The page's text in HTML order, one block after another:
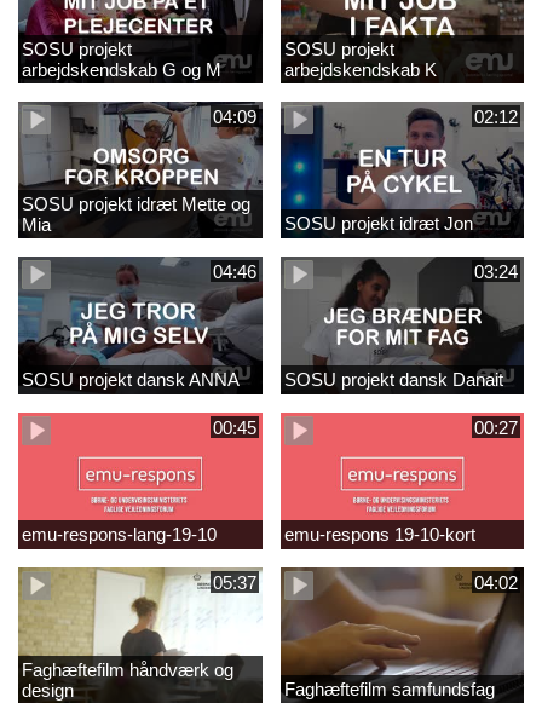
SOSU projekt
arbejdskendskab G og M
SOSU projekt
arbejdskendskab K
04:09
SOSU projekt idræt Mette og
Mia
02:12
SOSU projekt idræt Jon
04:46
SOSU projekt dansk ANNA
03:24
SOSU projekt dansk Danait
00:45
emu-respons-lang-19-10
00:27
emu-respons 19-10-kort
05:37
Faghæftefilm håndværk og
design
04:02
Faghæftefilm samfundsfag